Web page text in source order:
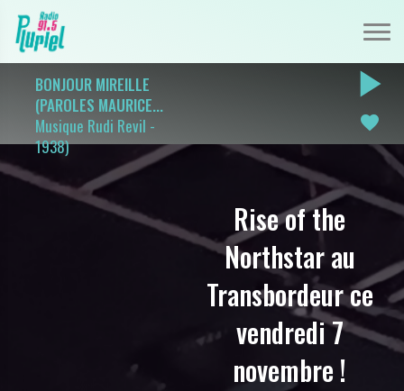
BONJOUR MIREILLE
(PAROLES MAURICE...
Musique Rudi Revil -
1938)
play_arrow
favorite
Rise of the
Northstar au
Transbordeur ce
vendredi 7
novembre !